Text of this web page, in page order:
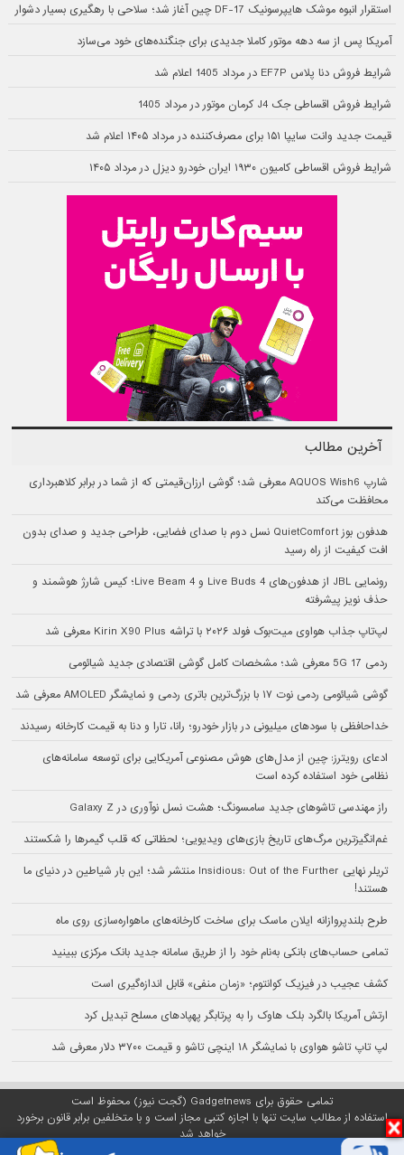
استقرار انبوه موشک هایپرسونیک DF-17 چین آغاز شد؛ سلاحی با رهگیری بسیار دشوار
آمریکا پس از سه دهه موتور کاملا جدیدی برای جنگنده‌های خود می‌سازد
شرایط فروش دنا پلاس EF7P در مرداد 1405 اعلام شد
شرایط فروش اقساطی جک J4 کرمان موتور در مرداد 1405
قیمت جدید وانت سایپا ۱۵۱ برای مصرف‌کننده در مرداد ۱۴۰۵ اعلام شد
شرایط فروش اقساطی کامیون ۱۹۳۰ ایران خودرو دیزل در مرداد ۱۴۰۵
آخرین مطالب
شارپ AQUOS Wish6 معرفی شد؛ گوشی ارزان‌قیمتی که از شما در برابر کلاهبرداری
محافظت می‌کند
هدفون بوز QuietComfort نسل دوم با صدای فضایی، طراحی جدید و صدای بدون
افت کیفیت از راه رسید
رونمایی JBL از هدفون‌های Live Buds 4 و Live Beam 4؛ کیس شارژ هوشمند و
حذف نویز پیشرفته
لپ‌تاپ جذاب هواوی میت‌بوک فولد ۲۰۲۶ با تراشه Kirin X90 Plus معرفی شد
ردمی 17 5G معرفی شد؛ مشخصات کامل گوشی اقتصادی جدید شیائومی
گوشی شیائومی ردمی نوت ۱۷ با بزرگ‌ترین باتری ردمی و نمایشگر AMOLED معرفی شد
خداحافظی با سودهای میلیونی در بازار خودرو؛ رانا، تارا و دنا به قیمت کارخانه رسیدند
ادعای رویترز: چین از مدل‌های هوش مصنوعی آمریکایی برای توسعه سامانه‌های
نظامی خود استفاده کرده است
راز مهندسی تاشوهای جدید سامسونگ؛ هشت نسل نوآوری در Galaxy Z
غم‌انگیزترین مرگ‌های تاریخ بازی‌های ویدیویی؛ لحظاتی که قلب گیمرها را شکستند
تریلر نهایی Insidious: Out of the Further منتشر شد؛ این بار شیاطین در دنیای ما
هستند!
طرح بلندپروازانه ایلان ماسک برای ساخت کارخانه‌های ماهواره‌سازی روی ماه
تمامی حساب‌های بانکی به‌نام خود را از طریق سامانه جدید بانک مرکزی ببینید
کشف عجیب در فیزیک کوانتوم؛ «زمان منفی» قابل اندازه‌گیری است
ارتش آمریکا بالگرد بلک هاوک را به پرتابگر پهپادهای مسلح تبدیل کرد
لپ تاپ تاشو هواوی با نمایشگر ۱۸ اینچی تاشو و قیمت ۳۷۰۰ دلار معرفی شد
تمامی حقوق برای Gadgetnews (گجت نیوز) محفوظ است
استفاده از مطالب سایت تنها با اجازه کتبی مجاز است و با متخلفین برابر قانون برخورد
خواهد شد
پلتفرم گجت نیوز روی
مبین هاست میزبانی می‌شود